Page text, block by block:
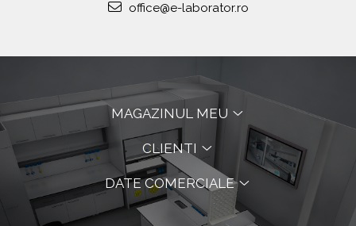
office@e-laborator.ro
MAGAZINUL MEU
CLIENTI
DATE COMERCIALE